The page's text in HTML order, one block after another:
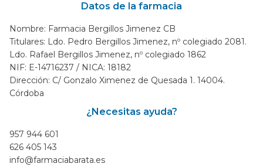
Datos de la farmacia
Nombre: Farmacia Bergillos Jimenez CB
Titulares: Ldo. Pedro Bergillos Jimenez, nº colegiado 2081.
Ldo. Rafael Bergillos Jimenez, nº colegiado 1862
NIF: E-14716237 / NICA: 18182
Dirección: C/ Gonzalo Ximenez de Quesada 1. 14004.
Córdoba
¿Necesitas ayuda?
957 944 601
626 405 143
info@farmaciabarata.es